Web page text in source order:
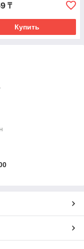
₸
Купить